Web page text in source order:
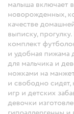
малыша включает
новорожденных,
качестве
выписку,
комплект
и удобная пижама
для мальчика и
ножками на
и свободно
игр и детских
девочки